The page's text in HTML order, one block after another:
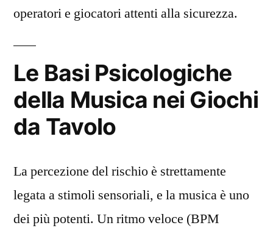
su
Linee
Guida
di
dal
Casinò
operatori e giocatori attenti alla sicurezza.
Le Basi Psicologiche
della Musica nei Giochi
da Tavolo
La percezione del rischio è strettamente
legata a stimoli sensoriali, e la musica è uno
dei più potenti. Un ritmo veloce (BPM